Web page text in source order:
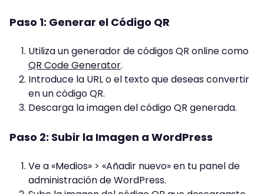
Paso 1: Generar el Código QR
Utiliza un generador de códigos QR online como
QR Code Generator.
Introduce la URL o el texto que deseas convertir
en un código QR.
Descarga la imagen del código QR generada.
Paso 2: Subir la Imagen a WordPress
Ve a «Medios» > «Añadir nuevo» en tu panel de
administración de WordPress.